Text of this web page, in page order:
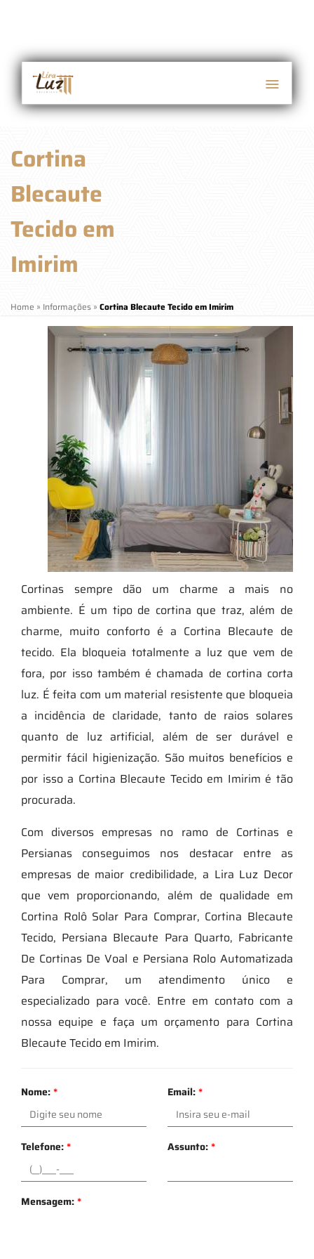
Cortina
Blecaute
Tecido em
Imirim
Home » Informações » Cortina Blecaute Tecido em Imirim
Cortinas sempre dão um charme a mais no
ambiente. É um tipo de cortina que traz, além de
charme, muito conforto é a Cortina Blecaute de
tecido. Ela bloqueia totalmente a luz que vem de
fora, por isso também é chamada de cortina corta
luz. É feita com um material resistente que bloqueia
a incidência de claridade, tanto de raios solares
quanto de luz artificial, além de ser durável e
permitir fácil higienização. São muitos benefícios e
por isso a Cortina Blecaute Tecido em Imirim é tão
procurada.
Com diversos empresas no ramo de Cortinas e
Persianas conseguimos nos destacar entre as
empresas de maior credibilidade, a Lira Luz Decor
que vem proporcionando, além de qualidade em
Cortina Rolô Solar Para Comprar, Cortina Blecaute
Tecido, Persiana Blecaute Para Quarto, Fabricante
De Cortinas De Voal e Persiana Rolo Automatizada
Para Comprar, um atendimento único e
especializado para você. Entre em contato com a
nossa equipe e faça um orçamento para Cortina
Blecaute Tecido em Imirim.
Nome:* Email:*
Telefone:* Assunto:*
Mensagem:*